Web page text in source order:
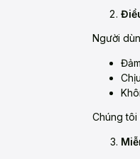
Người
Chúng